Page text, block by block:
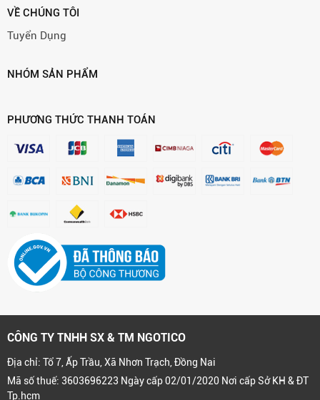
VỀ CHÚNG TÔI
Tuyển Dụng
NHÓM SẢN PHẨM
PHƯƠNG THỨC THANH TOÁN
CÔNG TY TNHH SX & TM NGOTICO
Địa chỉ: Tổ 7, Ấp Trầu, Xã Nhơn Trạch, Đồng Nai
Mã số thuế: 3603696223 Ngày cấp 02/01/2020 Nơi cấp Sở KH & ĐT
Tp.hcm